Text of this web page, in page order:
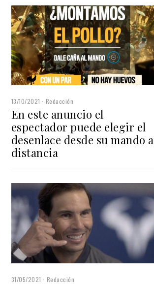
13/10/2021 Redacción
En este anuncio el
espectador puede elegir el
desenlace desde su mando a
distancia
31/05/2021 Redacción